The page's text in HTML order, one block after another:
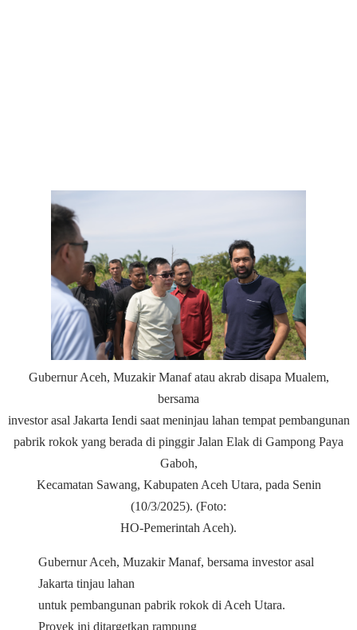
Gubernur Aceh, Muzakir Manaf atau akrab disapa Mualem,
bersama
investor asal Jakarta Iendi saat meninjau lahan tempat pembangunan
pabrik rokok yang berada di pinggir Jalan Elak di Gampong Paya
Gaboh,
Kecamatan Sawang, Kabupaten Aceh Utara, pada Senin
(10/3/2025). (Foto:
HO-Pemerintah Aceh).
Gubernur Aceh, Muzakir Manaf, bersama investor asal
Jakarta tinjau lahan
untuk pembangunan pabrik rokok di Aceh Utara.
Proyek ini ditargetkan rampung